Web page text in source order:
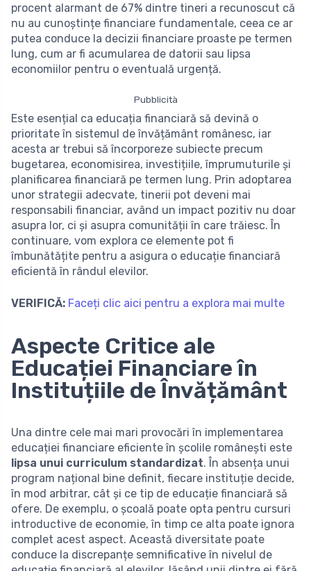
procent alarmant de 67% dintre tineri a recunoscut că
nu au cunoștințe financiare fundamentale, ceea ce ar
putea conduce la decizii financiare proaste pe termen
lung, cum ar fi acumularea de datorii sau lipsa
economiilor pentru o eventuală urgență.
Pubblicità
Este esențial ca educația financiară să devină o
prioritate în sistemul de învățământ românesc, iar
acesta ar trebui să încorporeze subiecte precum
bugetarea, economisirea, investițiile, împrumuturile și
planificarea financiară pe termen lung. Prin adoptarea
unor strategii adecvate, tinerii pot deveni mai
responsabili financiar, având un impact pozitiv nu doar
asupra lor, ci și asupra comunității în care trăiesc. În
continuare, vom explora ce elemente pot fi
îmbunătățite pentru a asigura o educație financiară
eficientă în rândul elevilor.
VERIFICĂ: Faceți clic aici pentru a explora mai multe
Aspecte Critice ale
Educației Financiare în
Instituțiile de Învățământ
Una dintre cele mai mari provocări în implementarea
educației financiare eficiente în școlile românești este
lipsa unui curriculum standardizat. În absența unui
program național bine definit, fiecare instituție decide,
în mod arbitrar, cât și ce tip de educație financiară să
ofere. De exemplu, o școală poate opta pentru cursuri
introductive de economie, în timp ce alta poate ignora
complet acest aspect. Această diversitate poate
conduce la discrepanțe semnificative în nivelul de